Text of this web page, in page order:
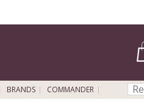
BRANDS
COMMANDER